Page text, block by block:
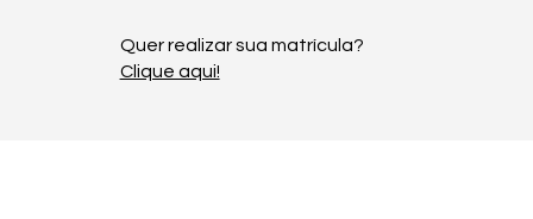
Quer realizar sua matrícula?
Clique aqui!